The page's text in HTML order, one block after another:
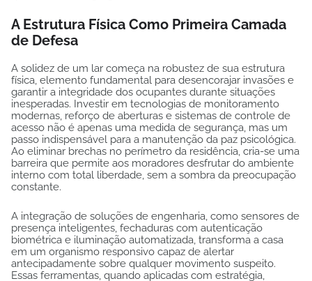
A Estrutura Física Como Primeira Camada
de Defesa
A solidez de um lar começa na robustez de sua estrutura
física, elemento fundamental para desencorajar invasões e
garantir a integridade dos ocupantes durante situações
inesperadas. Investir em tecnologias de monitoramento
modernas, reforço de aberturas e sistemas de controle de
acesso não é apenas uma medida de segurança, mas um
passo indispensável para a manutenção da paz psicológica.
Ao eliminar brechas no perímetro da residência, cria-se uma
barreira que permite aos moradores desfrutar do ambiente
interno com total liberdade, sem a sombra da preocupação
constante.
A integração de soluções de engenharia, como sensores de
presença inteligentes, fechaduras com autenticação
biométrica e iluminação automatizada, transforma a casa
em um organismo responsivo capaz de alertar
antecipadamente sobre qualquer movimento suspeito.
Essas ferramentas, quando aplicadas com estratégia,